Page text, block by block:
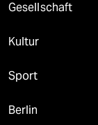
Gesellschaft
Kultur
Sport
Berlin